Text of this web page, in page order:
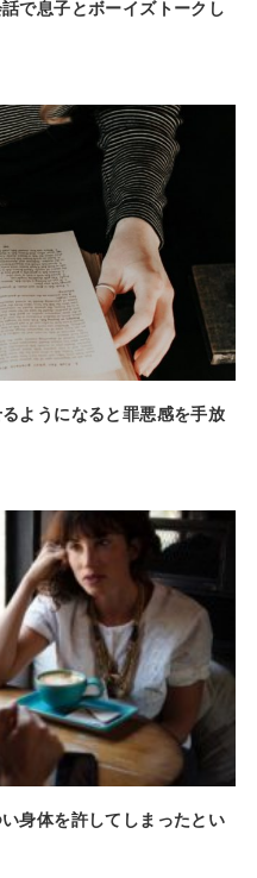
で息子とボーイズトークし
ようになると罪悪感を手放
身体を許してしまったとい